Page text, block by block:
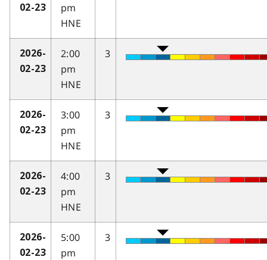
02-23
pm
HNE
2026-
02-23
2:00
pm
HNE
3
2026-
02-23
3:00
pm
HNE
3
2026-
02-23
4:00
pm
HNE
3
2026-
02-23
5:00
pm
3